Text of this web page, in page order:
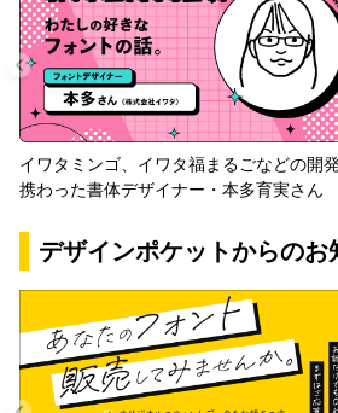
イワタミンゴ、イワタ福まるごなどの開
携わった書体デザイナー・本多育実さん
デザインポケットからのお